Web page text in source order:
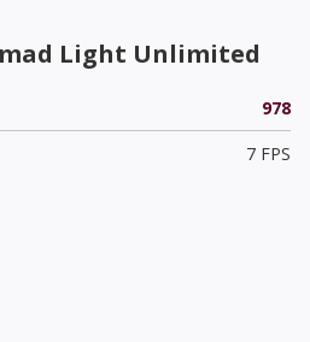
Light Unlimited
978
7 FPS